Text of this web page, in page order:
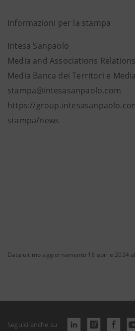
Informazioni per la stampa
Intesa Sanpaolo
Media and Associations Relations
Media Banca dei Territori e
stampa@intesasanpaolo.com
https://
stampa/news
Data ultimo aggiornamento 18 aprile 2024
Seguici anche su